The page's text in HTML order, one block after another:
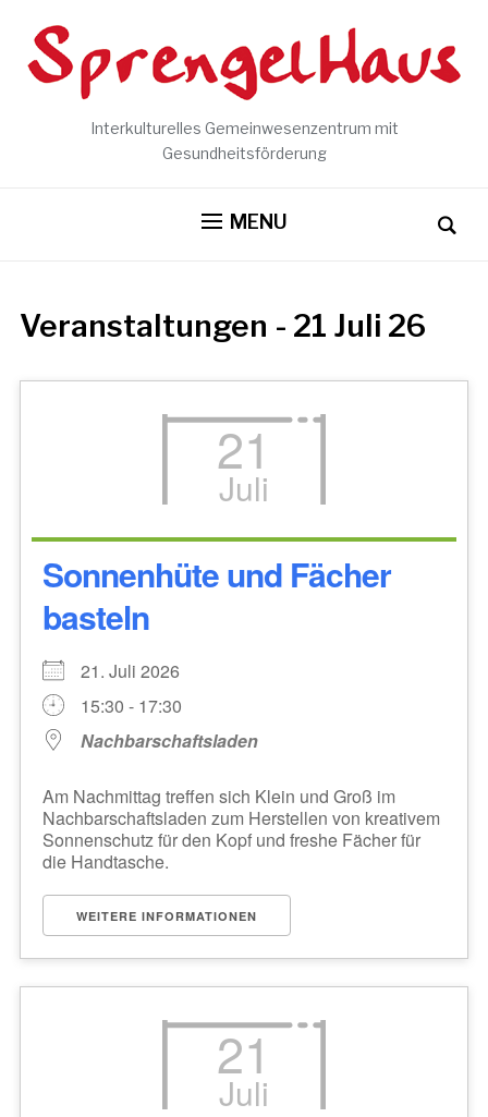
Interkulturelles Gemeinwesenzentrum mit
Gesundheitsförderung
MENU
Veranstaltungen - 21 Juli 26
21
Juli
Sonnenhüte und Fächer
basteln
21. Juli 2026
15:30 - 17:30
Nachbarschaftsladen
Am Nachmittag treffen sich Klein und Groß im
Nachbarschaftsladen zum Herstellen von kreativem
Sonnenschutz für den Kopf und freshe Fächer für
die Handtasche.
WEITERE INFORMATIONEN
21
Juli